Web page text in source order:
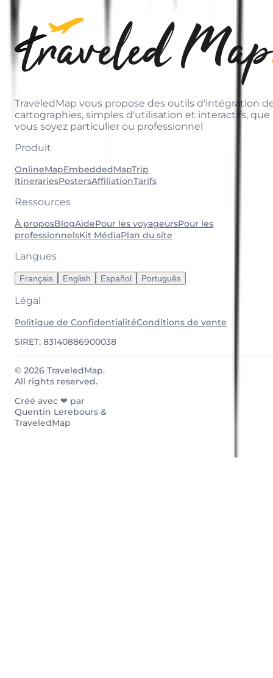
TraveledMap vous propose des outils d'intégration
cartographies, simples d'utilisation et interactifs, que
vous soyez particulier ou professionnel
Produit
OnlineMapEmbeddedMapTrip
ItinerariesPostersAffiliationTarifs
Ressources
À proposBlogAidePour les voyageursPour les
professionnelsKit MédiaPlan du site
Langues
Français English Español Português
Légal
Politique de ConfidentialitéConditions de vente
SIRET: 83140886900038
© 2026 TraveledMap.
All rights reserved.
Créé avec ❤ par
Quentin Lerebours &
TraveledMap